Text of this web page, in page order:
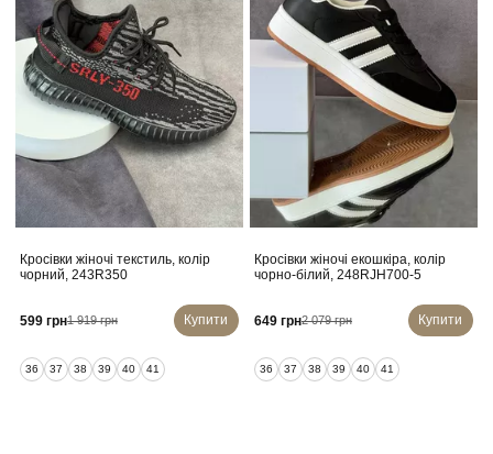
Кросівки жіночі текстиль, колір
чорний, 243R350
599 грн1 919 грн Купити
36 37 38 39 40 41
Кросівки жіночі екошкіра, колір
чорно-білий, 248RJH700-5
649 грн2 079 грн Купити
36 37 38 39 40 41